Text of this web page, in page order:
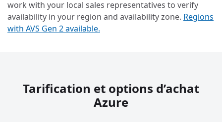
work with your local sales representatives to verify
availability in your region and availability zone. Regions
with AVS Gen 2 available.
Tarification et options d’achat
Azure